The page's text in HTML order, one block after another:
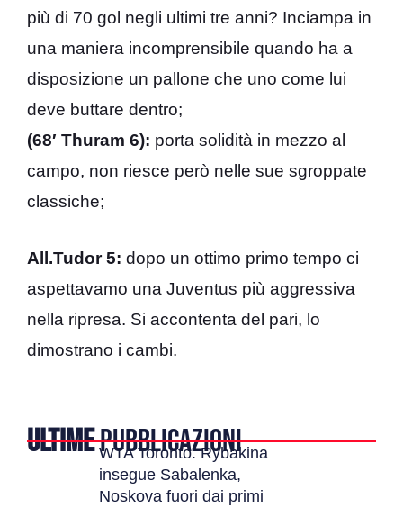
più di 70 gol negli ultimi tre anni? Inciampa in
una maniera incomprensibile quando ha a
disposizione un pallone che uno come lui
deve buttare dentro;
(68′ Thuram 6): porta solidità in mezzo al
campo, non riesce però nelle sue sgroppate
classiche;
All.Tudor 5: dopo un ottimo primo tempo ci
aspettavamo una Juventus più aggressiva
nella ripresa. Si accontenta del pari, lo
dimostrano i cambi.
ULTIMEPUBBLICAZIONI
WTA Toronto: Rybakina
insegue Sabalenka,
Noskova fuori dai primi